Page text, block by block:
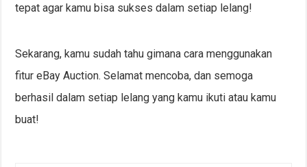
tepat agar kamu bisa sukses dalam setiap lelang!
Sekarang, kamu sudah tahu gimana cara menggunakan
fitur eBay Auction. Selamat mencoba, dan semoga
berhasil dalam setiap lelang yang kamu ikuti atau kamu
buat!